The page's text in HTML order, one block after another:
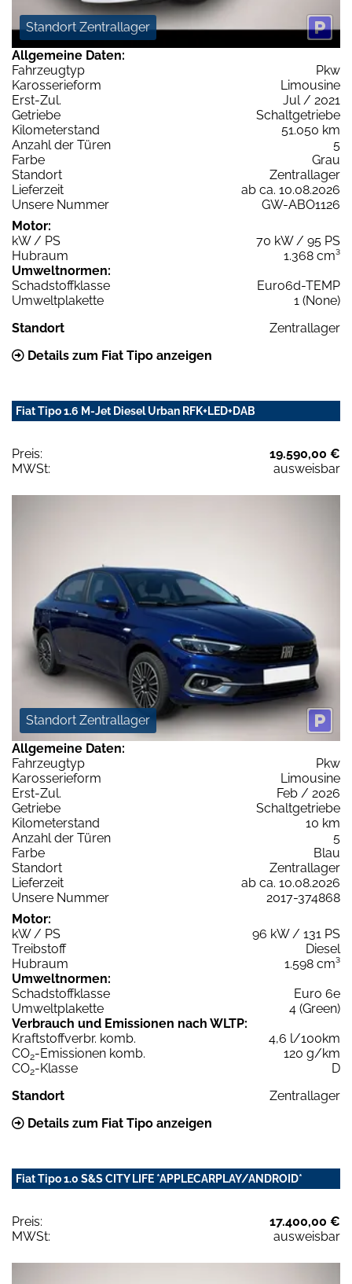
Standort Zentrallager
Allgemeine Daten:
Fahrzeugtyp
Pkw
Karosserieform
Limousine
Erst-Zul.
Jul / 2021
Getriebe
Schaltgetriebe
Kilometerstand
51.050 km
Anzahl der Türen
5
Farbe
Grau
Standort
Zentrallager
Lieferzeit
ab ca. 10.08.2026
Unsere Nummer
GW-ABO1126
Motor:
kW / PS
70 kW / 95 PS
Hubraum
1.368 cm³
Umweltnormen:
Schadstoffklasse
Euro6d-TEMP
Umweltplakette
1 (None)
Standort
Zentrallager
Details zum Fiat Tipo anzeigen
Fiat Tipo 1.6 M-Jet Diesel Urban RFK+LED+DAB
Preis:
19.590,00 €
MWSt:
ausweisbar
Standort Zentrallager
Allgemeine Daten:
Fahrzeugtyp
Pkw
Karosserieform
Limousine
Erst-Zul.
Feb / 2026
Getriebe
Schaltgetriebe
Kilometerstand
10 km
Anzahl der Türen
5
Farbe
Blau
Standort
Zentrallager
Lieferzeit
ab ca. 10.08.2026
Unsere Nummer
2017-374868
Motor:
kW / PS
96 kW / 131 PS
Treibstoff
Diesel
Hubraum
1.598 cm³
Umweltnormen:
Schadstoffklasse
Euro 6e
Umweltplakette
4 (Green)
Verbrauch und Emissionen nach WLTP:
Kraftstoffverbr. komb.
4,6 l/100km
CO2-Emissionen komb.
120 g/km
CO2-Klasse
D
Standort
Zentrallager
Details zum Fiat Tipo anzeigen
Fiat Tipo 1.0 S&S CITY LIFE *APPLECARPLAY/ANDROID*
Preis:
17.400,00 €
MWSt:
ausweisbar